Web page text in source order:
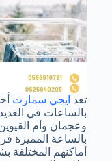
تعد ايجي سمارت
بالساعات في
وعجمان وأم
بالساعة المميزة
أماكنهم المختلفة